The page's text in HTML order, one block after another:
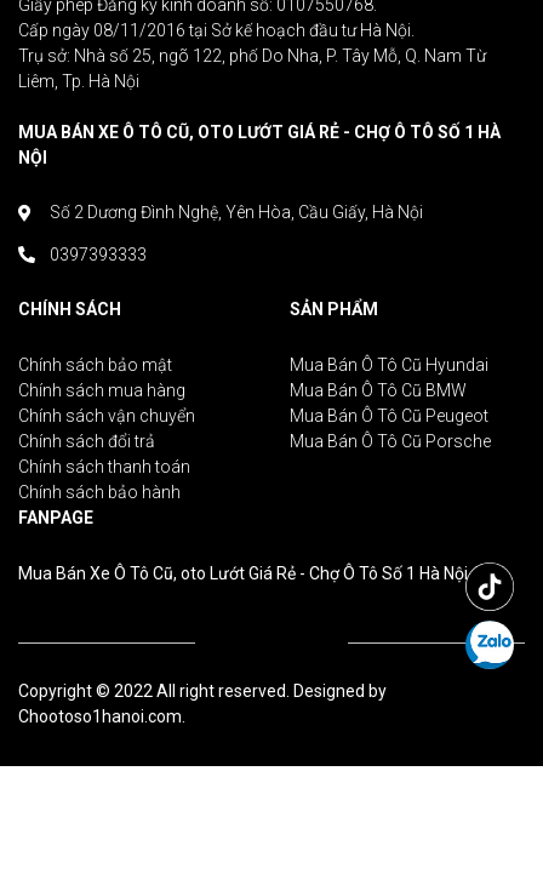
Giấy phép Đăng ký kinh doanh số: 0107550768.
Cấp ngày 08/11/2016 tại Sở kế hoạch đầu tư Hà Nội.
Trụ sở: Nhà số 25, ngõ 122, phố Do Nha, P. Tây Mỗ, Q. Nam Từ
Liêm, Tp. Hà Nội
MUA BÁN XE Ô TÔ CŨ, OTO LƯỚT GIÁ RẺ - CHỢ Ô TÔ SỐ 1 HÀ
NỘI
Số 2 Dương Đình Nghệ, Yên Hòa, Cầu Giấy, Hà Nội
0397393333
CHÍNH SÁCH
Chính sách bảo mật
Chính sách mua hàng
Chính sách vận chuyển
Chính sách đổi trả
Chính sách thanh toán
Chính sách bảo hành
SẢN PHẨM
Mua Bán Ô Tô Cũ Hyundai
Mua Bán Ô Tô Cũ BMW
Mua Bán Ô Tô Cũ Peugeot
Mua Bán Ô Tô Cũ Porsche
FANPAGE
Mua Bán Xe Ô Tô Cũ, oto Lướt Giá Rẻ - Chợ Ô Tô Số 1 Hà Nội
Copyright © 2022 All right reserved. Designed by
Chootoso1hanoi.com.